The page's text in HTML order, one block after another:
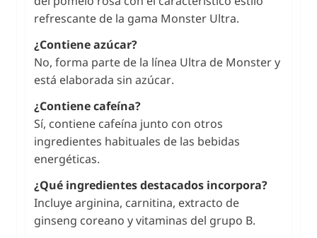
refrescante de la gama Monster Ultra.
¿Contiene azúcar?
No, forma parte de la línea Ultra de Monster y
está elaborada sin azúcar.
¿Contiene cafeína?
Sí, contiene cafeína junto con otros
ingredientes habituales de las bebidas
energéticas.
¿Qué ingredientes destacados incorpora?
Incluye arginina, carnitina, extracto de
ginseng coreano y vitaminas del grupo B.